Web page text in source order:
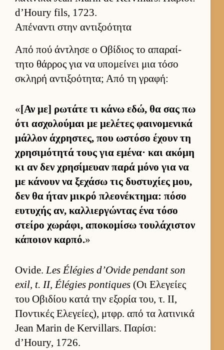
d’Houry fils, 1723.
Απέναντι στην αντιξοότητα
Από πού άντλησε ο Οβίδιος το απαραί­
τητο θάρ­ρος για να υπομεί­νει μια τόσο
σκληρή αντιξοότητα; Από τη γραφή:
«[Αν με] ρωτάτε τι κάνω εδώ, θα σας πω
ότι ασχολού­μαι με μελέτες φαι­νομενικά
μάλ­λον άχρηστες, που ωστόσο έχουν τη
χρησιμότητά τους για εμένα· και ακόμη
κι αν δεν χρησίμευαν παρά μόνο για να
με κάνουν να ξεχάσω τις δυστυχίες μου,
δεν θα ήταν μικρό πλεονέκτημα: πόσο
ευ­τυχής αν, καλ­λιερ­γώντας ένα τόσο
στείρο χωράφι, αποκομίσω του­λάχιστον
κάποιον καρ­πό.»
Ovide. Les Élégies d’Ovide pendant son
exil, t. II, Élégies pontiques (Οι Ελεγείες
του Οβιδίου κατά την εξορία του, τ. ΙΙ,
Ποντικές Ελεγεί­ες), μτ­φρ. από τα λατινικά
Jean Marin de Kervillars. Παρίσι:
d’Houry, 1726.